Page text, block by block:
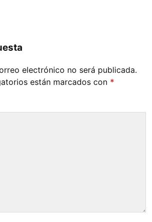
electrónico no será publicada.
están marcados con *